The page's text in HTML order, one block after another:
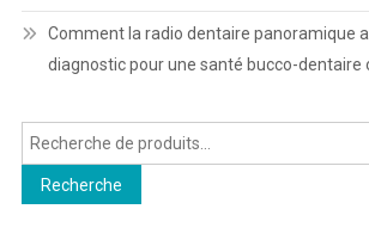
Comment la radio dentaire panoramique
diagnostic pour une santé bucco-dentaire
Recherche
pour :
Recherche